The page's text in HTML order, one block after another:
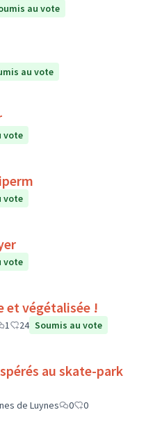
au vote
au vote
vote
vote
vote
et végétalisée !
1 24 Soumis au vote
au skate-park
de Luynes 0
0